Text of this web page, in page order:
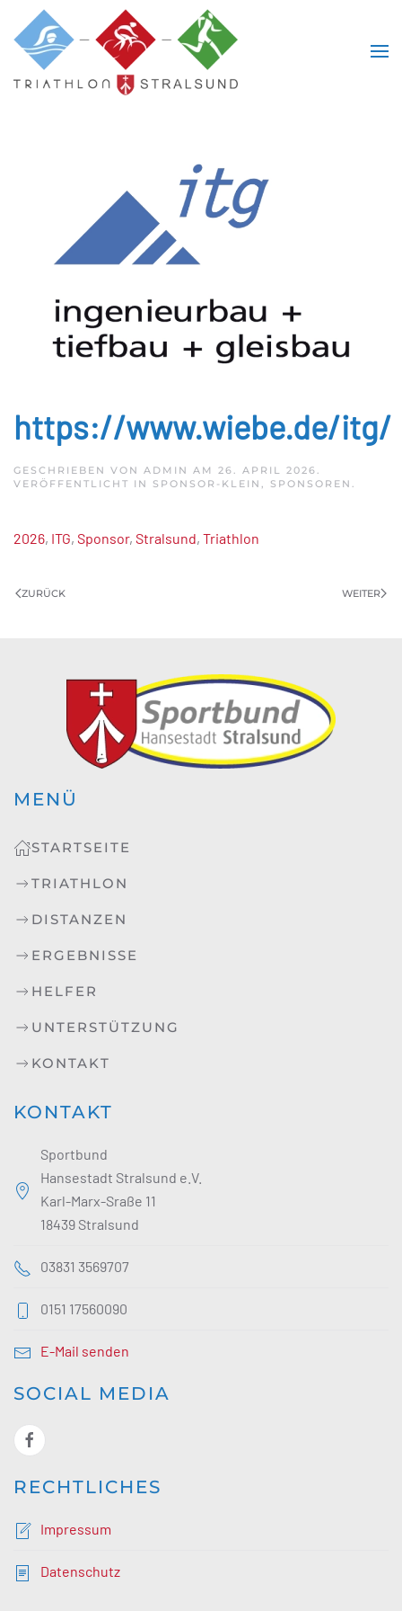
Skip to main content
https://www.wiebe.de/itg/
GESCHRIEBEN VON ADMIN AM 26. APRIL 2026
VERÖFFENTLICHT IN SPONSOR-KLEIN SPONSOREN
2026, ITG, Sponsor, Stralsund, Triathlon
ZURÜCK WEITER
MENÜ
STARTSEITE
TRIATHLON
DISTANZEN
ERGEBNISSE
HELFER
UNTERSTÜTZUNG
KONTAKT
KONTAKT
Sportbund
Hansestadt Stralsund e.V.
Karl-Marx-Sraße 11
18439 Stralsund
03831 3569707
0151 17560090
E-Mail senden
SOCIAL MEDIA
RECHTLICHES
Impressum
Datenschutz